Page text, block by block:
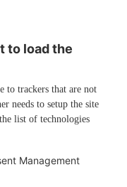
to load the
to trackers that are not
needs to setup the site
list of technologies
Management